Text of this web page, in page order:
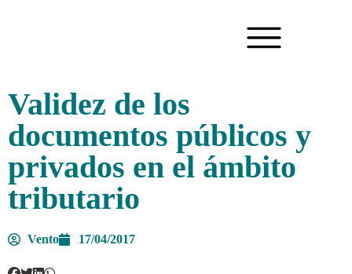
Validez de los
documentos públicos y
privados en el ámbito
tributario
Vento 17/04/2017